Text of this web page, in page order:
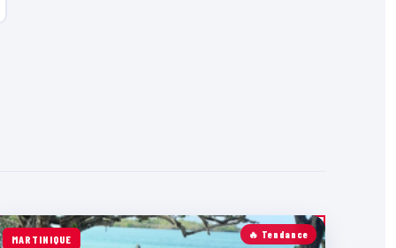
🔥 Tendance
MARTINIQUE